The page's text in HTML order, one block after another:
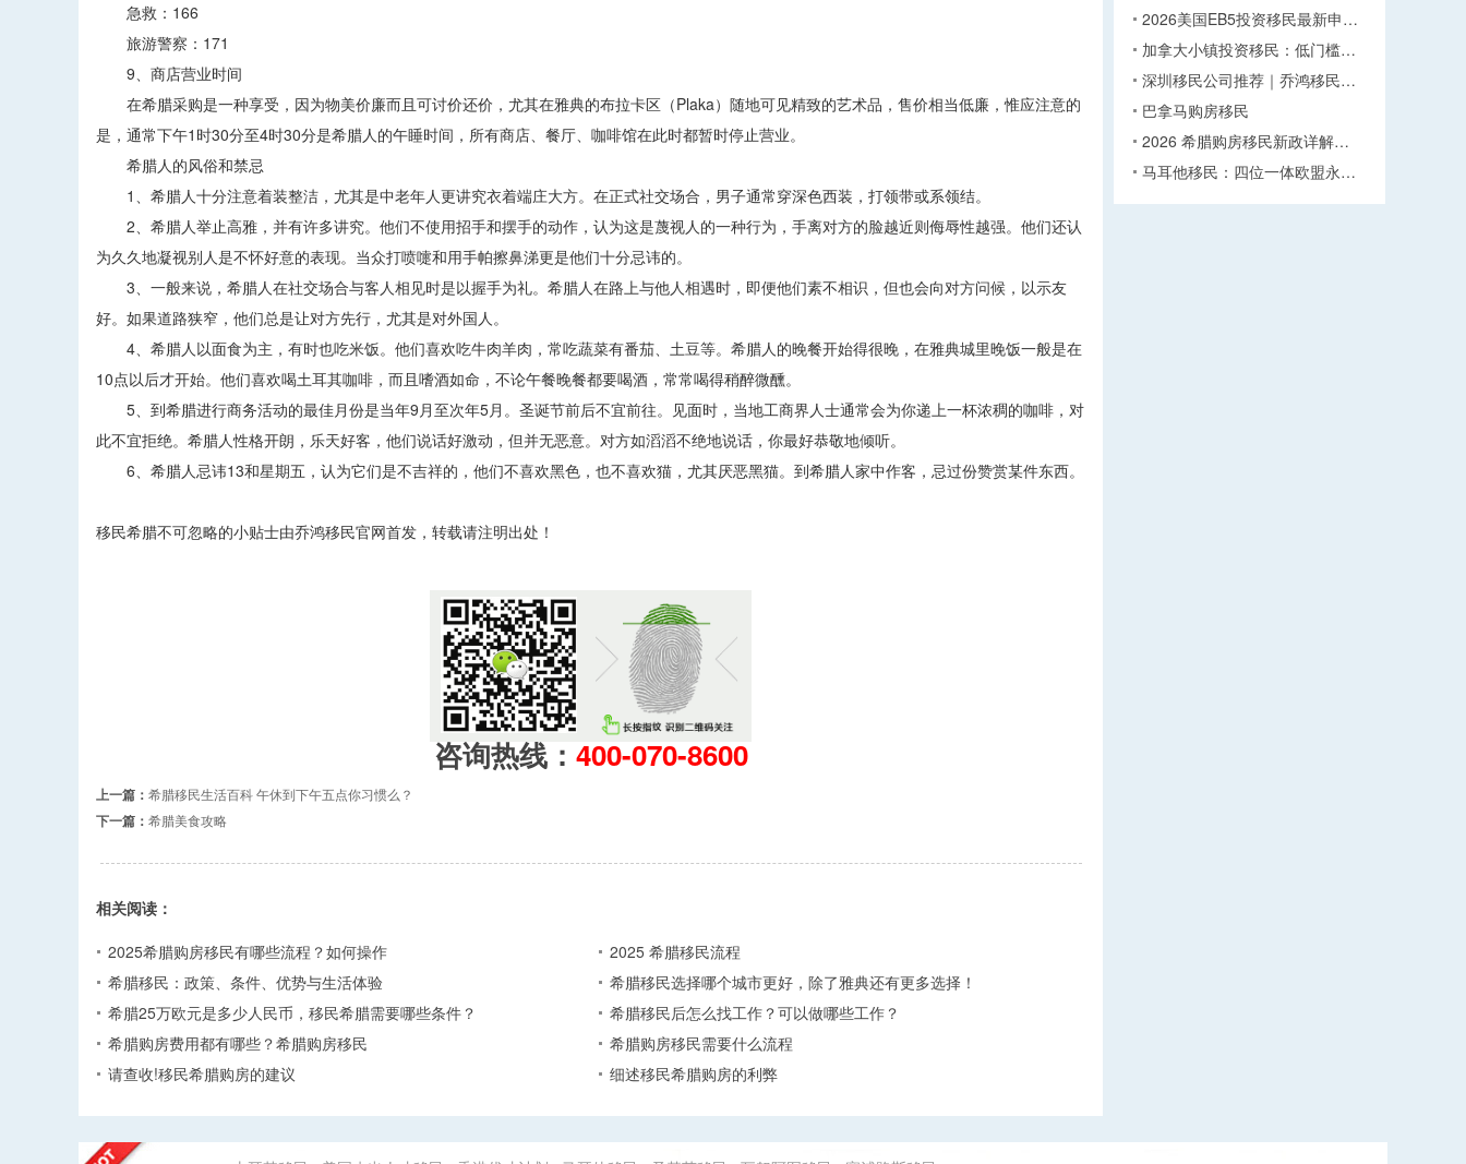
急救：166
旅游警察：171
9、商店营业时间
在希腊采购是一种享受，因为物美价廉而且可讨价还价，尤其在雅典的布拉卡区（Plaka）随地可见精致的艺术品，售价相当低廉，惟应注意的
是，通常下午1时30分至4时30分是希腊人的午睡时间，所有商店、餐厅、咖啡馆在此时都暂时停止营业。
希腊人的风俗和禁忌
1、希腊人十分注意着装整洁，尤其是中老年人更讲究衣着端庄大方。在正式社交场合，男子通常穿深色西装，打领带或系领结。
2、希腊人举止高雅，并有许多讲究。他们不使用招手和摆手的动作，认为这是蔑视人的一种行为，手离对方的脸越近则侮辱性越强。他们还认
为久久地凝视别人是不怀好意的表现。当众打喷嚏和用手帕擦鼻涕更是他们十分忌讳的。
3、一般来说，希腊人在社交场合与客人相见时是以握手为礼。希腊人在路上与他人相遇时，即便他们素不相识，但也会向对方问候，以示友
好。如果道路狭窄，他们总是让对方先行，尤其是对外国人。
4、希腊人以面食为主，有时也吃米饭。他们喜欢吃牛肉羊肉，常吃蔬菜有番茄、土豆等。希腊人的晚餐开始得很晚，在雅典城里晚饭一般是在
10点以后才开始。他们喜欢喝土耳其咖啡，而且嗜酒如命，不论午餐晚餐都要喝酒，常常喝得稍醉微醺。
5、到希腊进行商务活动的最佳月份是当年9月至次年5月。圣诞节前后不宜前往。见面时，当地工商界人士通常会为你递上一杯浓稠的咖啡，对
此不宜拒绝。希腊人性格开朗，乐天好客，他们说话好激动，但并无恶意。对方如滔滔不绝地说话，你最好恭敬地倾听。
6、希腊人忌讳13和星期五，认为它们是不吉祥的，他们不喜欢黑色，也不喜欢猫，尤其厌恶黑猫。到希腊人家中作客，忌过份赞赏某件东西。
移民希腊不可忽略的小贴士由乔鸿移民官网首发，转载请注明出处！
咨询热线： 400-070-8600
上一篇： 希腊移民生活百科 午休到下午五点你习惯么？
下一篇： 希腊美食攻略
相关阅读：
2025希腊购房移民有哪些流程？如何操作
2025 希腊移民流程
希腊移民：政策、条件、优势与生活体验
希腊移民选择哪个城市更好，除了雅典还有更多选择！
希腊25万欧元是多少人民币，移民希腊需要哪些条件？
希腊移民后怎么找工作？可以做哪些工作？
希腊购房费用都有哪些？希腊购房移民
希腊购房移民需要什么流程
请查收!移民希腊购房的建议
细述移民希腊购房的利弊
2026美国EB5投资移民最新申…
加拿大小镇投资移民：低门槛…
深圳移民公司推荐｜乔鸿移民…
巴拿马购房移民
2026 希腊购房移民新政详解…
马耳他移民：四位一体欧盟永…